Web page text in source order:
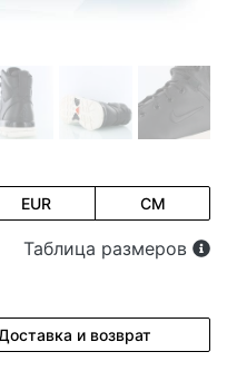
EUR CM
Таблица размеров
и возврат